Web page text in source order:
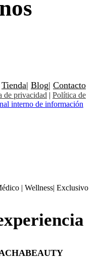
Tienda| Blog| Contacto
de privacidad | Política de
interno de información
| Wellness| Exclusivo